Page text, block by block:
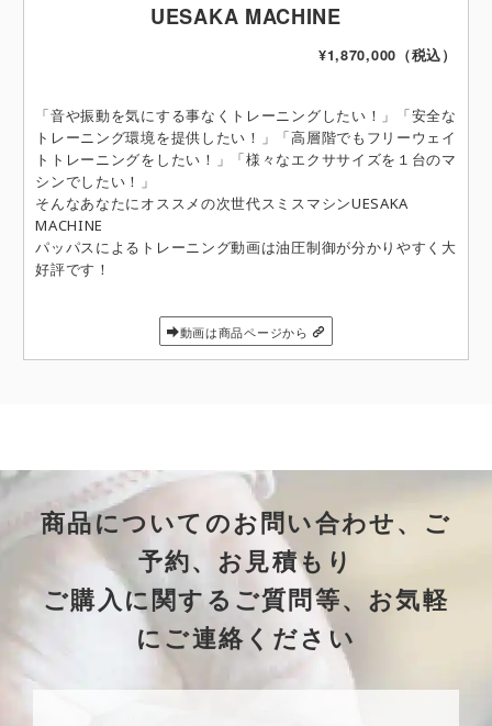
UESAKA MACHINE
¥1,870,000（税込）
「音や振動を気にする事なくトレーニングしたい！」「安全な
トレーニング環境を提供したい！」「高層階でもフリーウェイ
トトレーニングをしたい！」「様々なエクササイズを１台のマ
シンでしたい！」
そんなあなたにオススメの次世代スミスマシンUESAKA
MACHINE
パッパスによるトレーニング動画は油圧制御が分かりやすく大
好評です！
動画は商品ページから
商品についてのお問い合わせ、ご
予約、お見積もり
ご購入に関するご質問等、お気軽
にご連絡ください